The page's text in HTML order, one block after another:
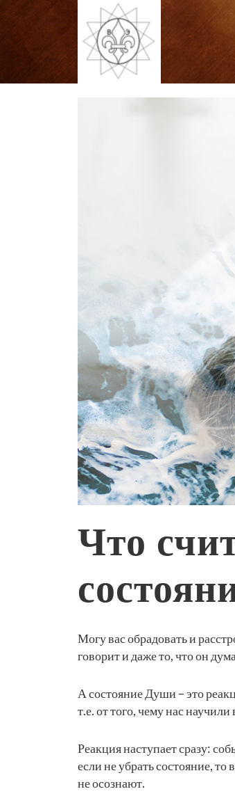
Что
Могу вас обрадовать и
говорит и даже то, что он
А состояние Души – это
т.е. от того, чему нас
Реакция наступает сразу:
если не убрать состояние,
не осознают.